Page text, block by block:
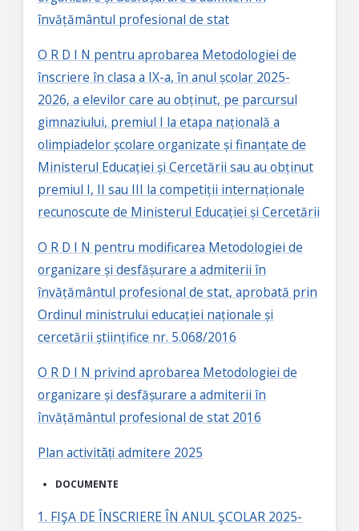
învățământul profesional de stat
O R D I N pentru aprobarea Metodologiei de
înscriere în clasa a IX-a, în anul școlar 2025-
2026, a elevilor care au obținut, pe parcursul
gimnaziului, premiul I la etapa națională a
olimpiadelor școlare organizate și finanțate de
Ministerul Educației și Cercetării sau au obținut
premiul I, II sau III la competiții internaționale
recunoscute de Ministerul Educației și Cercetării
O R D I N pentru modificarea Metodologiei de
organizare și desfășurare a admiterii în
învățământul profesional de stat, aprobată prin
Ordinul ministrului educației naționale și
cercetării științifice nr. 5.068/2016
O R D I N privind aprobarea Metodologiei de
organizare și desfășurare a admiterii în
învățământul profesional de stat 2016
Plan activități admitere 2025
DOCUMENTE
1. FIŞA DE ÎNSCRIERE ÎN ANUL ŞCOLAR 2025-